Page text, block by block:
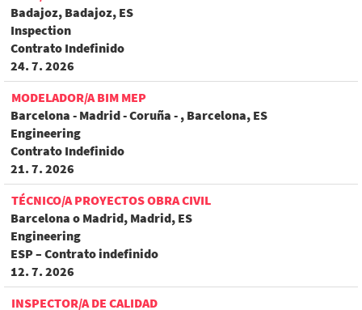
Badajoz, Badajoz, ES
Inspection
Contrato Indefinido
24. 7. 2026
MODELADOR/A BIM MEP
Barcelona - Madrid - Coruña - , Barcelona, ES
Engineering
Contrato Indefinido
21. 7. 2026
TÉCNICO/A PROYECTOS OBRA CIVIL
Barcelona o Madrid, Madrid, ES
Engineering
ESP – Contrato indefinido
12. 7. 2026
INSPECTOR/A DE CALIDAD